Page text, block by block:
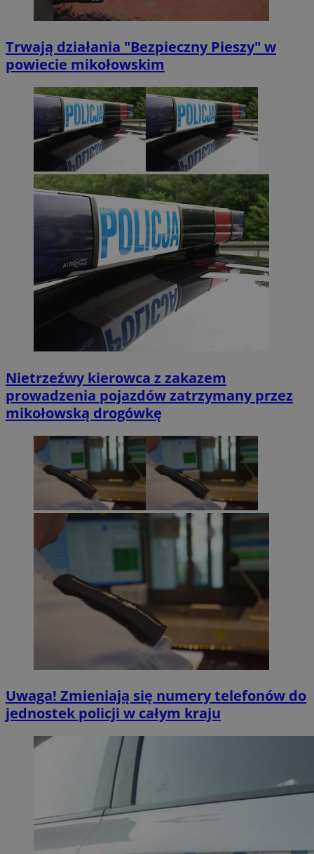
Trwają działania "Bezpieczny Pieszy" w
powiecie mikołowskim
Nietrzeźwy kierowca z zakazem
prowadzenia pojazdów zatrzymany przez
mikołowską drogówkę
Uwaga! Zmieniają się numery telefonów do
jednostek policji w całym kraju